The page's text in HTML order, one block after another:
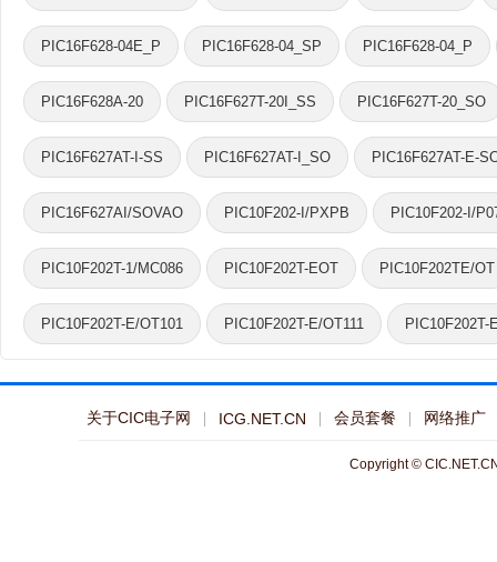
PIC16F628-04E_P PIC16F628-04_SP PIC16F628-04_P
PIC16F628A-20 PIC16F627T-20I_SS PIC16F627T-20_SO
PIC16F627AT-I-SS PIC16F627AT-I_SO PIC16F627AT-E-
PIC16F627AI/SOVAO PIC10F202-I/PXPB PIC10F202-I/
PIC10F202T-1/MC086 PIC10F202T-EOT PIC10F202TE/OT
PIC10F202T-E/OT101 PIC10F202T-E/OT111 PIC10F202T-
关于CIC电子网 ICG.NET.CN 会员套餐 网络推广
Copyright ©